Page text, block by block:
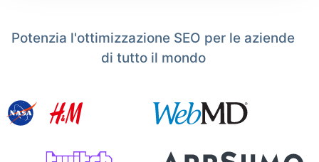
Potenzia l'ottimizzazione SEO per le aziende
di tutto il mondo